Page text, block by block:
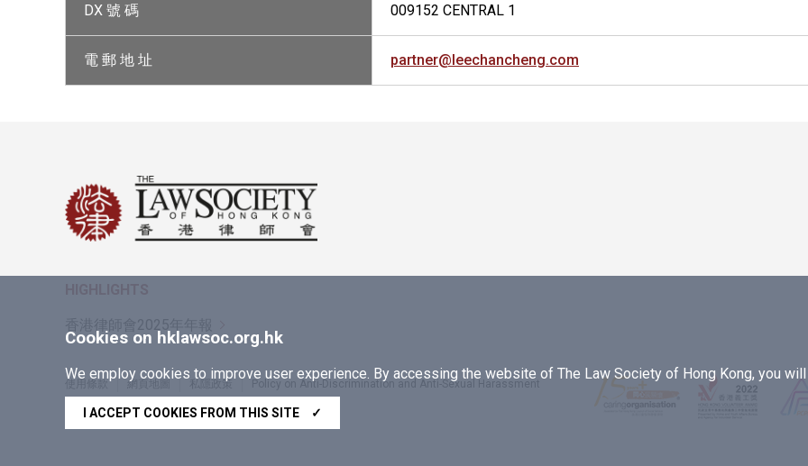
DX 號 碼 009152 CENTRAL 1
電 郵 地 址 partner@leechancheng.com
Cookies on hklawsoc.org.hk
We employ cookies to improve user experience. By accessing the website of The Law Society of Hong Kong, you
I ACCEPT COOKIES FROM THIS SITE ✓
香港律師會2025年年報
網頁地圖 私隱政策
Policy on Anti-Discrimination and Anti-Sexual Harassment
Copyright © 2026 香港律師會版權所有，不得轉載